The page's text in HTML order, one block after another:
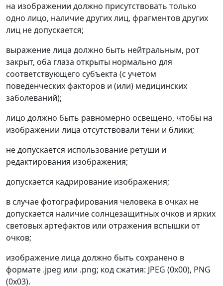
на изображении должно присутствовать только
одно лицо, наличие других лиц, фрагментов других
лиц не допускается;
выражение лица должно быть нейтральным, рот
закрыт, оба глаза открыты нормально для
соответствующего субъекта (с учетом
поведенческих факторов и (или) медицинских
заболеваний);
лицо должно быть равномерно освещено, чтобы на
изображении лица отсутствовали тени и блики;
не допускается использование ретуши и
редактирования изображения;
допускается кадрирование изображения;
в случае фотографирования человека в очках не
допускается наличие солнцезащитных очков и ярких
световых артефактов или отражения вспышки от
очков;
изображение лица должно быть сохранено в
формате .jpeg или .png; код сжатия: JPEG (0x00), PNG
(0x03).